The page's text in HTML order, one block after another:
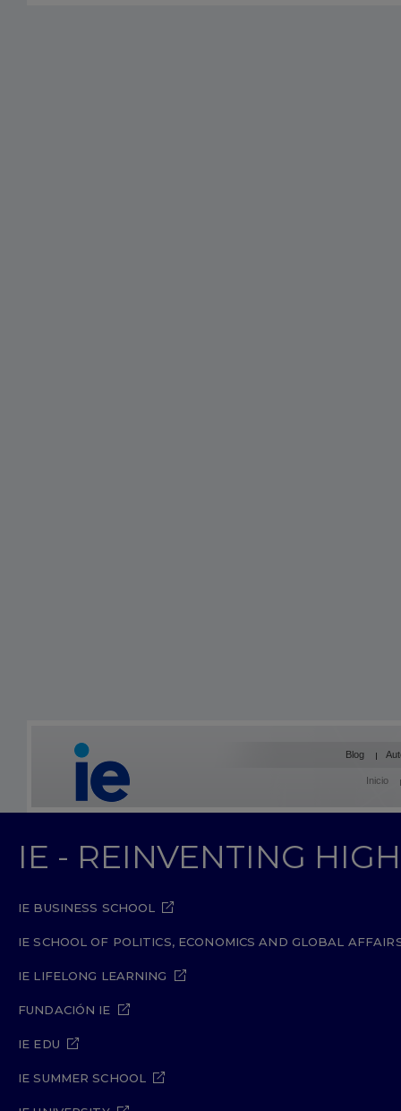
Blog
Inicio
IE - REINVENTING
IE BUSINESS SCHOOL
IE SCHOOL OF POLITICS, ECONOMICS AND GLOBAL
IE LIFELONG LEARNING
FUNDACIÓN IE
IE EDU
IE SUMMER SCHOOL